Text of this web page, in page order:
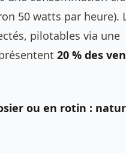
50 watts par heure).
pilotables via une
20 % des
ou en rotin :